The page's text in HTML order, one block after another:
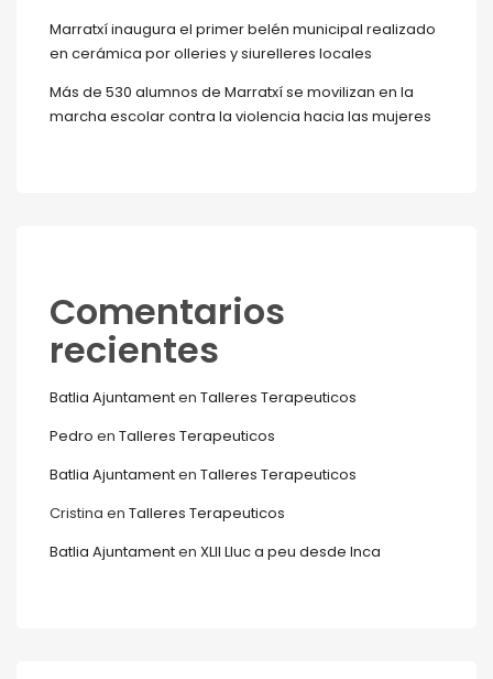
Marratxí inaugura el primer belén municipal realizado
en cerámica por olleries y siurelleres locales
Más de 530 alumnos de Marratxí se movilizan en la
marcha escolar contra la violencia hacia las mujeres
Comentarios
recientes
Batlia Ajuntamenten Talleres Terapeuticos
Pedro en Talleres Terapeuticos
Batlia Ajuntamenten Talleres Terapeuticos
Cristina en Talleres Terapeuticos
Batlia Ajuntamenten XLII Lluc a peu desde Inca